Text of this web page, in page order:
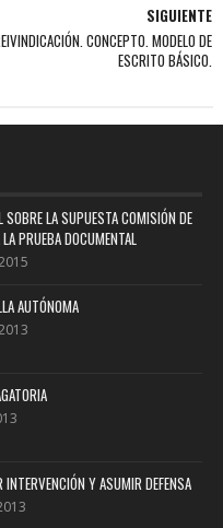
SIGUIENTE
CONCEPTO. MODELO DE
ESCRITO BÁSICO.
SOBRE LA SUPUESTA COMISIÓN DE
PRUEBA DOCUMENTAL
AUTÓNOMA
Y ASUMIR DEFENSA